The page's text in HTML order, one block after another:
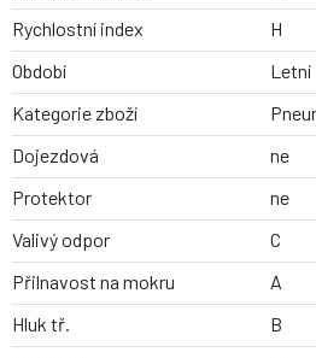
Rychlostní index
H
Období
Letní
Kategorie zboží
Dojezdová
ne
Protektor
ne
Valivý odpor
C
Přilnavost na mokru
A
Hluk tř.
B